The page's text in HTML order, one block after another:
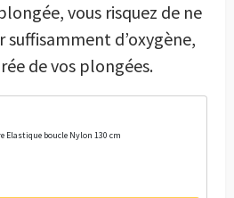
vous risquez de ne
suffisamment d’oxygène,
de vos plongées.
Elastique boucle Nylon 130 cm